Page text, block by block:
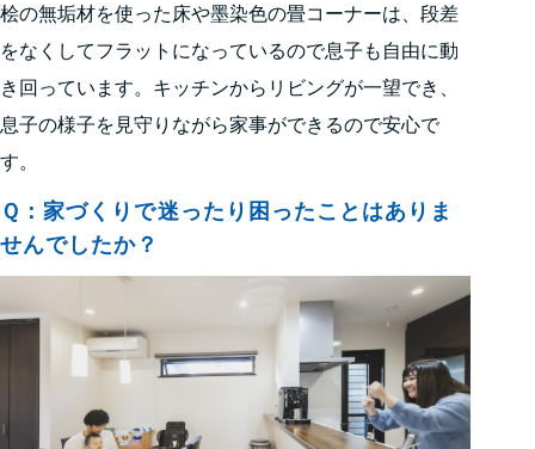
桧の無垢材を使った床や墨染色の畳コーナーは、段差
をなくしてフラットになっているので息子も自由に動
き回っています。キッチンからリビングが一望でき、
息子の様子を見守りながら家事ができるので安心で
す。
Ｑ：家づくりで迷ったり困ったことはありま
せんでしたか？